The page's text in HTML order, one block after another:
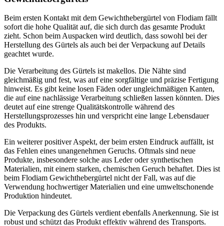
Beim ersten Kontakt mit dem Gewichthebergürtel von Flodiam fällt
sofort die hohe Qualität auf, die sich durch das gesamte Produkt
zieht. Schon beim Auspacken wird deutlich, dass sowohl bei der
Herstellung des Gürtels als auch bei der Verpackung auf Details
geachtet wurde.
Die Verarbeitung des Gürtels ist makellos. Die Nähte sind
gleichmäßig und fest, was auf eine sorgfältige und präzise Fertigung
hinweist. Es gibt keine losen Fäden oder ungleichmäßigen Kanten,
die auf eine nachlässige Verarbeitung schließen lassen könnten. Dies
deutet auf eine strenge Qualitätskontrolle während des
Herstellungsprozesses hin und verspricht eine lange Lebensdauer
des Produkts.
Ein weiterer positiver Aspekt, der beim ersten Eindruck auffällt, ist
das Fehlen eines unangenehmen Geruchs. Oftmals sind neue
Produkte, insbesondere solche aus Leder oder synthetischen
Materialien, mit einem starken, chemischen Geruch behaftet. Dies ist
beim Flodiam Gewichthebergürtel nicht der Fall, was auf die
Verwendung hochwertiger Materialien und eine umweltschonende
Produktion hindeutet.
Die Verpackung des Gürtels verdient ebenfalls Anerkennung. Sie ist
robust und schützt das Produkt effektiv während des Transports.